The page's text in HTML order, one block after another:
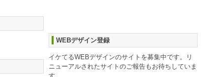
WEBデザイン登録
イケてるWEBデザインのサイトを募集中です。リ
ニューアルされたサイトのご報告もお待ちしていま